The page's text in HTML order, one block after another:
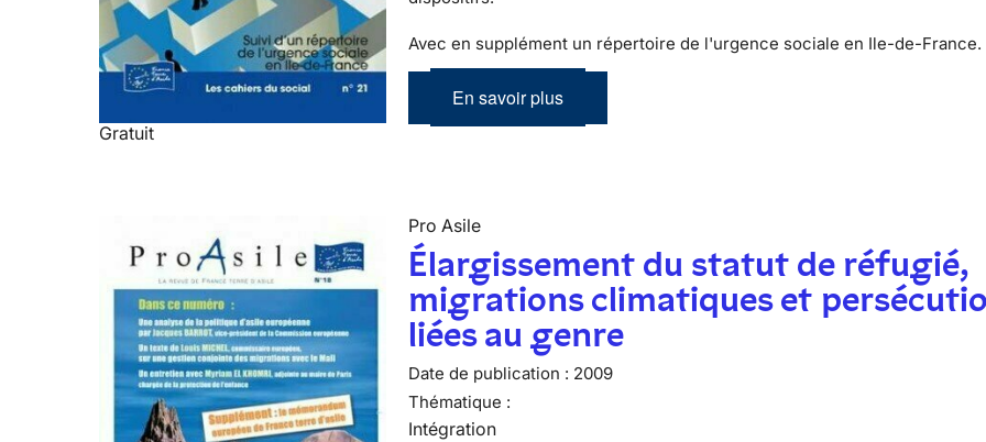
Gratuit
Avec en supplément un répertoire de l'urgence sociale en Ile-de-France.
En savoir plus
Pro Asile
Élargissement du statut de réfugié,
migrations climatiques et
liées au genre
Date de publication : 2009
Thématique :
Intégration